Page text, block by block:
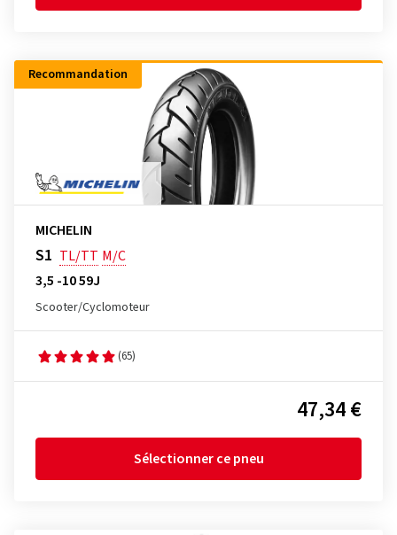
Recommandation
MICHELIN
S1 TL/TT M/C
3,5 -10 59J
Scooter/Cyclomoteur
(65)
47,34 €
Sélectionner ce pneu